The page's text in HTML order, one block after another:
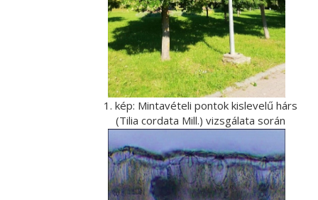
1. kép: Mintavételi pontok kislevelű hárs
(Tilia cordata Mill.) vizsgálata során